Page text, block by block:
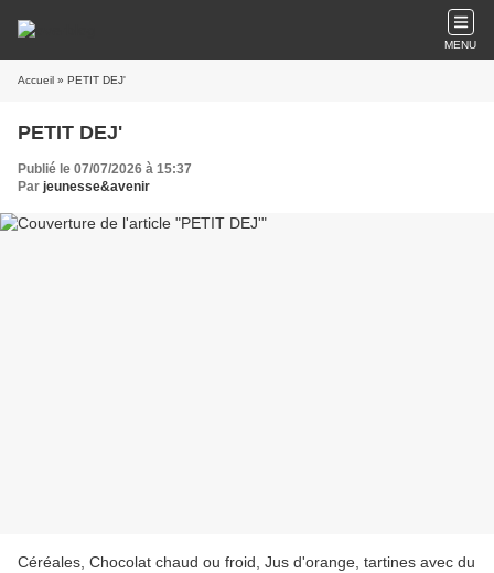
MENU
Accueil » PETIT DEJ'
PETIT DEJ'
Publié le 07/07/2026 à 15:37
Par jeunesse&avenir
Céréales, Chocolat chaud ou froid, Jus d'orange, tartines avec du